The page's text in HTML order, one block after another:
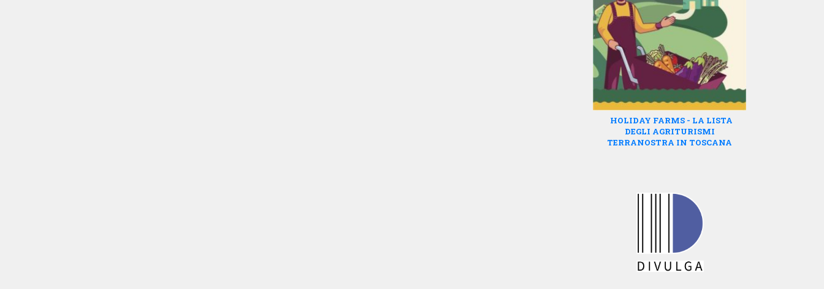
HOLIDAY FARMS - LA LISTA
DEGLI AGRITURISMI
TERRANOSTRA IN TOSCANA